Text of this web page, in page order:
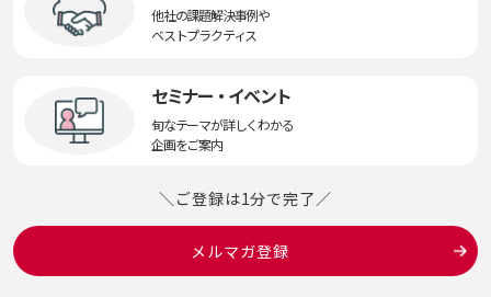
他社の課題解決事例や
ベストプラクティス
セミナー・イベント
旬なテーマが詳しくわかる
企画をご案内
＼ご登録は1分で完了／
メルマガ登録